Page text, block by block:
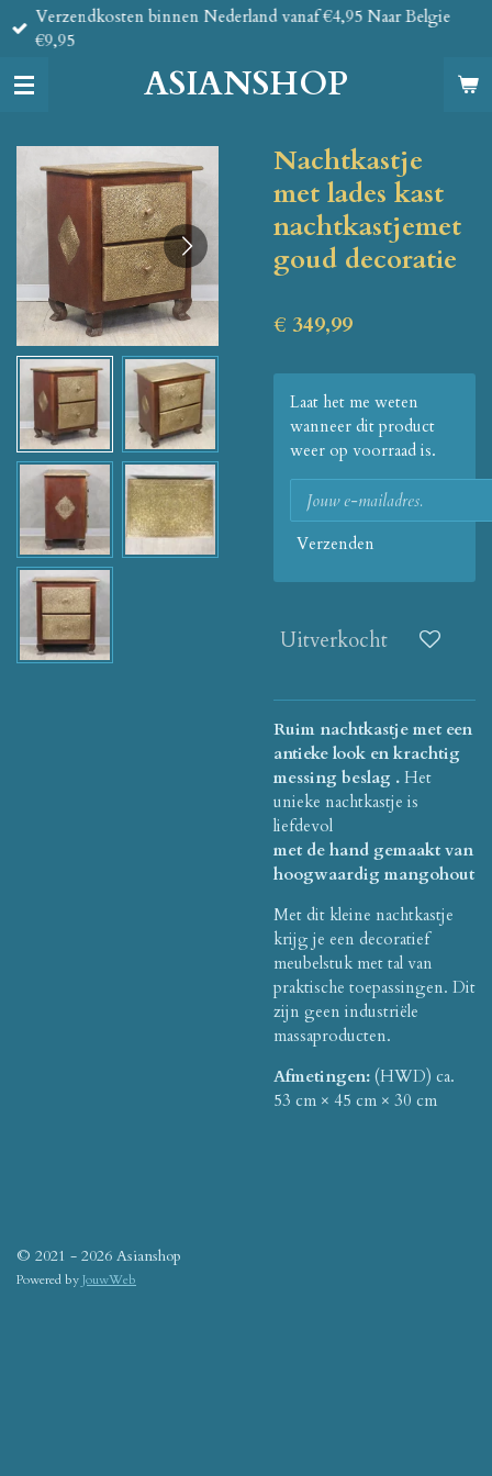
Ga
direct
de
ASIANSHOP
Verzendkosten binnen Nederland vanaf €4,95 Naar Belgie
€9,95
Nachtkastje
met lades kast
nachtkastjemet
goud decoratie
€ 349,99
Laat het me weten
wanneer dit product
weer op voorraad is.
Verzenden
Uitverkocht
Ruim nachtkastje met een
antieke look en krachtig
messing beslag . Het
unieke nachtkastje is
liefdevol
met de hand gemaakt van
hoogwaardig mangohout
Met dit kleine nachtkastje
krijg je een decoratief
meubelstuk met tal van
praktische toepassingen. Dit
zijn geen industriële
massaproducten.
Afmetingen: (HWD) ca.
53 cm × 45 cm × 30 cm
© 2021 - 2026 Asianshop
Powered byJouwWeb